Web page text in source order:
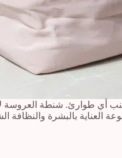
أي طوارئ. شنطة العروسة
بالبشرة والنظافة